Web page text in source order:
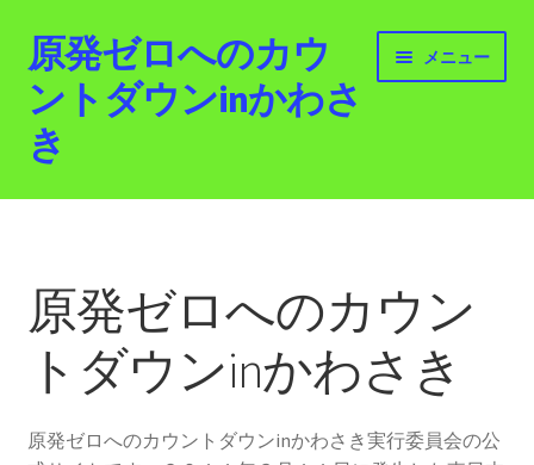
ナ
ビ
ゲ
ー
シ
キ
コ
ン
テ
ン
ツ
プ
原発ゼロへのカウ
ントダウンinかわさ
き
メニュー
ホーム
活動紹介
2012.3.11 「原発ゼロへのカウントダウンinかわさ
原発ゼロへのカウン
トダウンinかわさき
原発ゼロへのカウントダウンinかわさき実行委員会の公